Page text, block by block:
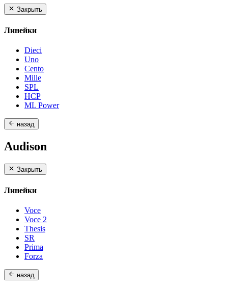
Закрыть
Линейки
Dieci
Uno
Cento
Mille
SPL
HCP
ML Power
назад
Audison
Закрыть
Линейки
Voce
Voce 2
Thesis
SR
Prima
Forza
назад